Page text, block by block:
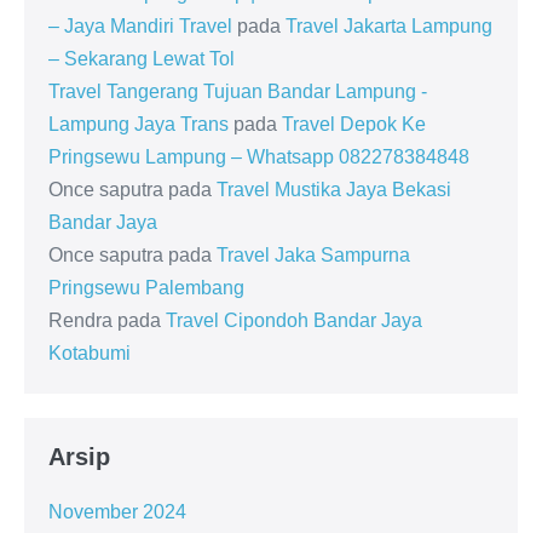
– Jaya Mandiri Travel pada Travel Jakarta Lampung
– Sekarang Lewat Tol
Travel Tangerang Tujuan Bandar Lampung -
Lampung Jaya Trans pada Travel Depok Ke
Pringsewu Lampung – Whatsapp 082278384848
Once saputra pada Travel Mustika Jaya Bekasi
Bandar Jaya
Once saputra pada Travel Jaka Sampurna
Pringsewu Palembang
Rendra pada Travel Cipondoh Bandar Jaya
Kotabumi
Arsip
November 2024